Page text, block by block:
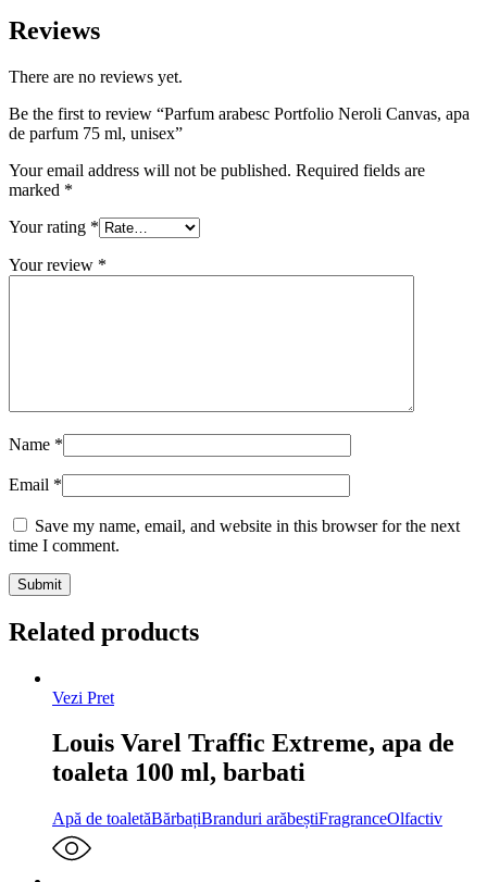
Reviews
There are no reviews yet.
Be the first to review “Parfum arabesc Portfolio Neroli Canvas, apa
de parfum 75 ml, unisex”
Your email address will not be published. Required fields are
marked *
Your rating *
Your review *
Name *
Email *
Save my name, email, and website in this browser for the next
time I comment.
Related products
Vezi Pret
Louis Varel Traffic Extreme, apa de
toaleta 100 ml, barbati
Apă de toaletăBărbațiBranduri arăbeștiFragranceOlfactiv